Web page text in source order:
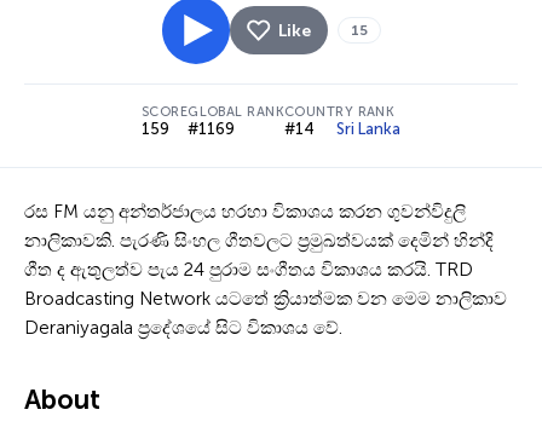
Like 15
SCORE
159
GLOBAL RANK
#1169
COUNTRY RANK
#14 Sri Lanka
රස FM යනු අන්තර්ජාලය හරහා විකාශය කරන ගුවන්විදුලි
නාලිකාවකි. පැරණි සිංහල ගීතවලට ප්‍රමුඛත්වයක් දෙමින් හින්දි
ගීත ද ඇතුලත්ව පැය 24 පුරාම සංගීතය විකාශය කරයි. TRD
Broadcasting Network යටතේ ක්‍රියාත්මක වන මෙම නාලිකාව
Deraniyagala ප්‍රදේශයේ සිට විකාශය වේ.
About